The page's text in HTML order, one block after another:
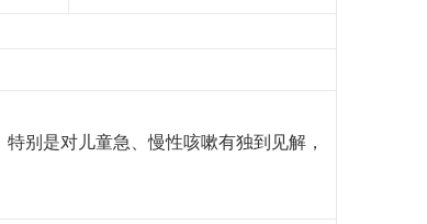
特别是对儿童急、慢性咳嗽有独到见解，